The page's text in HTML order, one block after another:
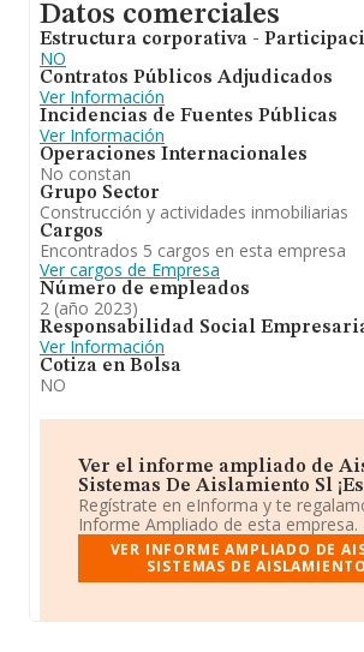
Datos comerciales
Estructura corporativa -
NO
Contratos Públicos Adjudicados
Ver Información
Incidencias de Fuentes Públicas
Ver Información
Operaciones Internacionales
No constan
Grupo Sector
Construcción y actividades inmobiliarias
Cargos
Encontrados 5 cargos en esta empresa
Ver cargos de Empresa
Número de empleados
2 (año 2023)
Responsabilidad Social
Ver Información
Cotiza en Bolsa
NO
Ver el informe ampliado de
Sistemas De Aislamiento Sl
Regístrate en eInforma y te
Informe Ampliado de esta empresa.
VER INFORME AMPLIADO DE
SISTEMAS DE